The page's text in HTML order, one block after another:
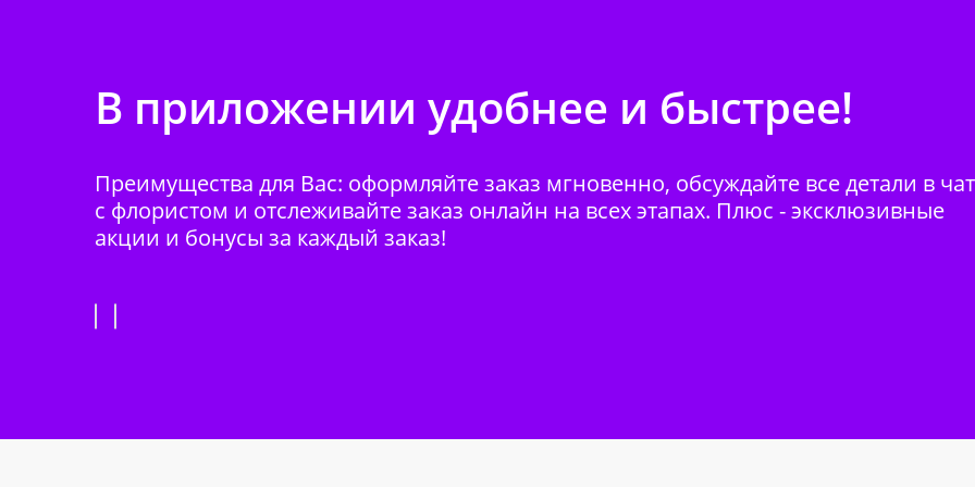
В приложении удобнее и быстрее!
Преимущества для Вас: оформляйте заказ мгновенно, обсуждайте все детали в
с флористом и отслеживайте заказ онлайн на всех этапах. Плюс - эксклюзивные
акции и бонусы за каждый заказ!